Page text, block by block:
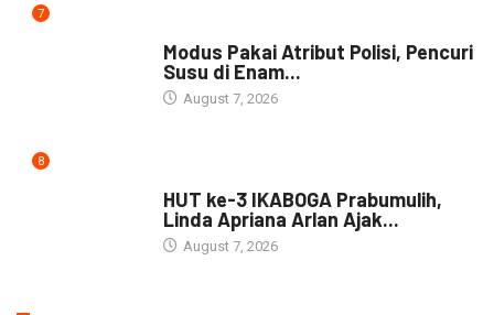
7
Modus Pakai Atribut Polisi, Pencuri
Susu di Enam...
August 7, 2026
8
HUT ke-3 IKABOGA Prabumulih,
Linda Apriana Arlan Ajak...
August 7, 2026